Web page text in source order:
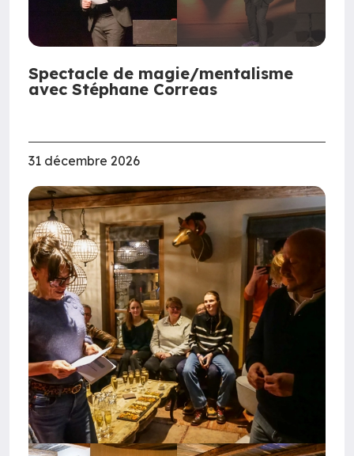
Spectacle de magie/mentalisme
avec Stéphane Correas
31 décembre 2026